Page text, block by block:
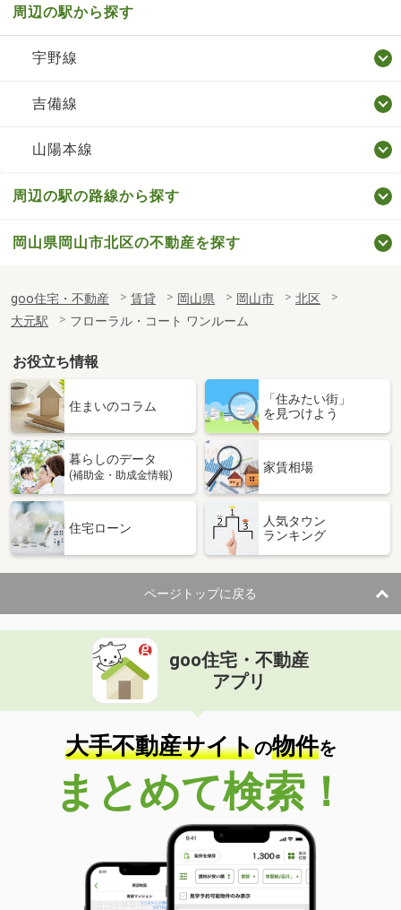
周辺の駅から探す
宇野線
吉備線
山陽本線
周辺の駅の路線から探す
岡山県岡山市北区の不動産を探す
goo住宅・不動産 賃貸 岡山県 岡山市
北区
大元駅
フローラル・コート ワンルーム
お役立ち情報
住まいのコラム
「住みたい街」
を見つけよう
暮らしのデータ
(補助金・助成金情報)
家賃相場
住宅ローン
人気タウン
ランキング
ページトップに戻る
goo住宅・不動産
アプリ
大手不動産サイトの物件を
まとめて検索！